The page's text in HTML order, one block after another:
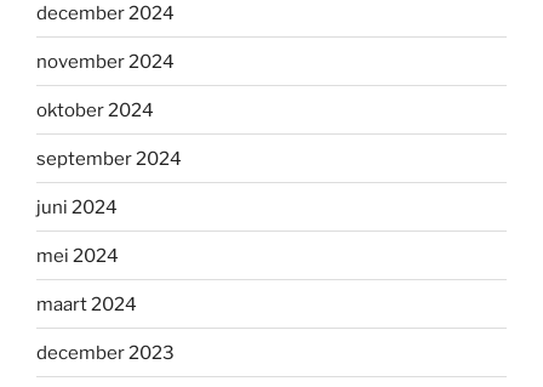
december 2024
november 2024
oktober 2024
september 2024
juni 2024
mei 2024
maart 2024
december 2023